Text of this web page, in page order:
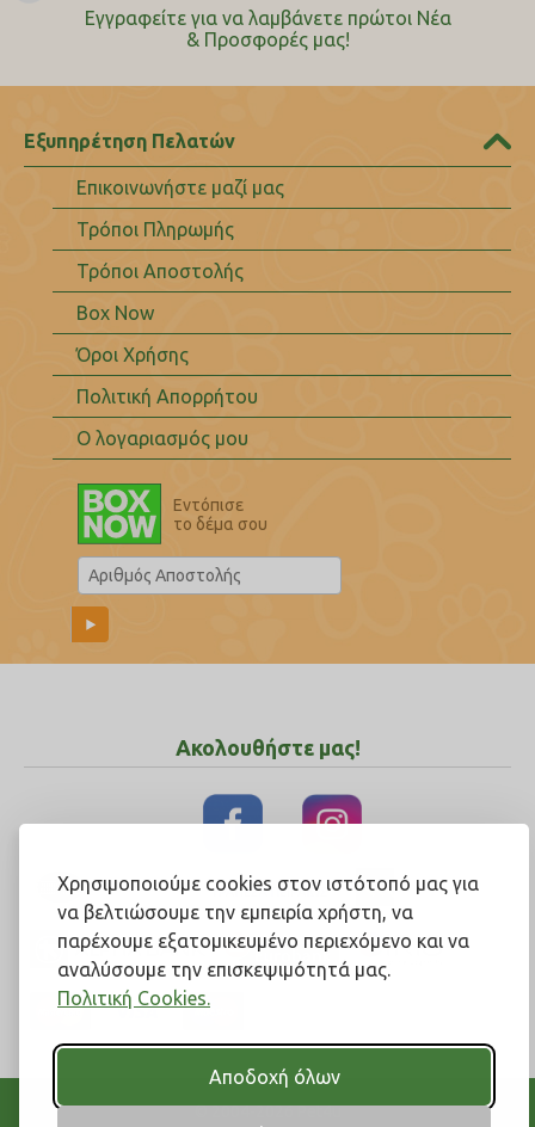
Χρησιμοποιούμε cookies στον ιστότοπό μας για
να βελτιώσουμε την εμπειρία χρήστη, να
παρέχουμε εξατομικευμένο περιεχόμενο και να
αναλύσουμε την επισκεψιμότητά μας.
Πολιτική Cookies.
Αποδοχή όλων
Εγγραφείτε για να λαμβάνετε πρώτοι Nέα
& Προσφορές μας!
Εξυπηρέτηση Πελατών
Επικοινωνήστε μαζί μας
Τρόποι Πληρωμής
Τρόποι Αποστολής
Box Now
Όροι Χρήσης
Πολιτική Απορρήτου
Ο λογαριασμός μου
Εντόπισε
το δέμα σου
Ακολουθήστε μας!
© 2004-2026 Pet4u